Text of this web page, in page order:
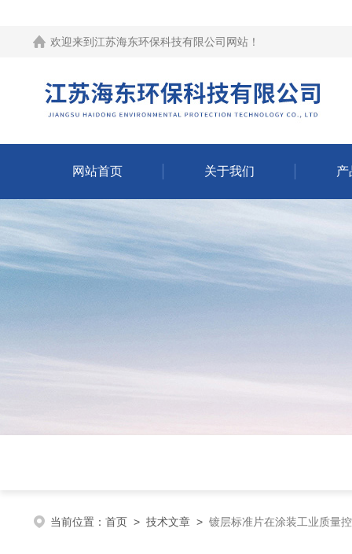
欢迎来到江苏海东环保科技有限公司网站！
网站首页 关于我们 产
当前位置： 首页 > 技术文章 > 镀层标准片在涂装工业质量